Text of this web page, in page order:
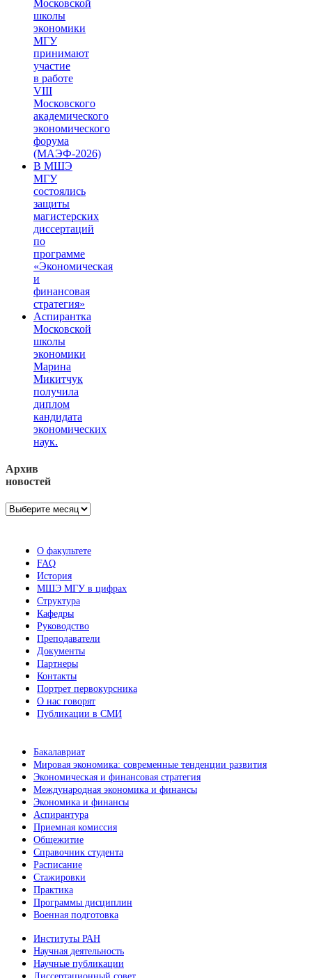
Московской
школы
экономики
МГУ
принимают
участие
в работе
VIII
Московского
академического
экономического
форума
(МАЭФ-2026)
В МШЭ
МГУ
состоялись
защиты
магистерских
диссертаций
по
программе
«Экономическая
и
финансовая
стратегия»
Аспирантка
Московской
школы
экономики
Марина
Микитчук
получила
диплом
кандидата
экономических
наук.
Архив
новостей
Архив
О факультете
FAQ
История
МШЭ МГУ в цифрах
Структура
Кафедры
Руководство
Преподаватели
Документы
Партнеры
Контакты
Портрет первокурсника
О нас говорят
Публикации в СМИ
Бакалавриат
Мировая экономика: современные тенденции развития
Экономическая и финансовая стратегия
Международная экономика и финансы
Экономика и финансы
Аспирантура
Приемная комиссия
Общежитие
Справочник студента
Расписание
Стажировки
Практика
Программы дисциплин
Военная подготовка
Институты РАН
Научная деятельность
Научные публикации